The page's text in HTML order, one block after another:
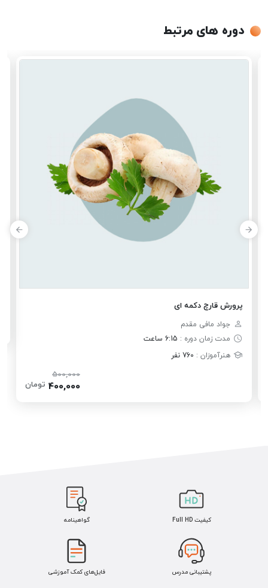
دوره های مرتبط
پرورش قارچ دکمه ای
جواد مافی مقدم
مدت زمان دوره : 6:15 ساعت
هنرآموزان : 760 نفر
500,000
400,000 تومان
کیفیت Full HD گواهینامه
پشتیبانی مدرس فایل‌های کمک آموزشی